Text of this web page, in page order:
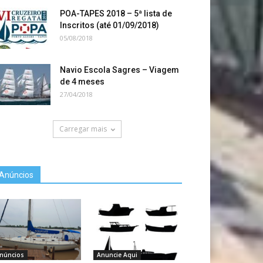
POA-TAPES 2018 – 5ª lista de
Inscritos (até 01/09/2018)
05/08/2018
Navio Escola Sagres – Viagem
de 4 meses
27/04/2018
Carregar mais
Anuncie Aqui